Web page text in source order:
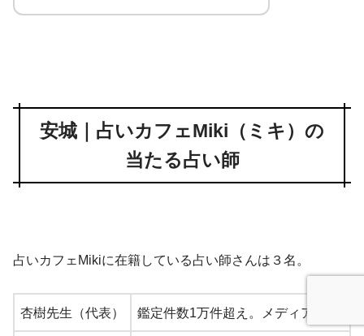
安城｜占いカフェMiki（ミキ）の
当たる占い師
占いカフェMikiに在籍している占い師さんは３名。
杏樹先生（代表） 鑑定件数1万件超え。メディア出演も